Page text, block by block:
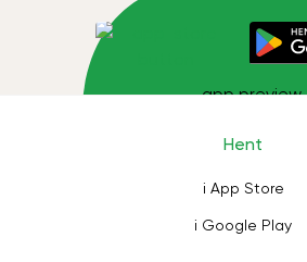
Hent
i App Store
i Google Play